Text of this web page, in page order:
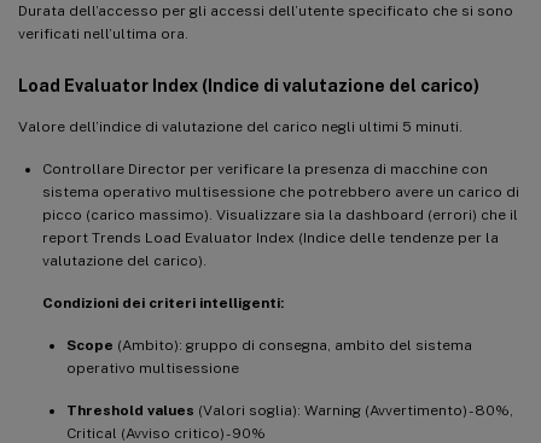
Durata dell’accesso per gli accessi dell’utente specificato che si sono
verificati nell’ultima ora.
Load Evaluator Index (Indice di valutazione del carico)
Valore dell’indice di valutazione del carico negli ultimi 5 minuti.
Controllare Director per verificare la presenza di macchine con
sistema operativo multisessione che potrebbero avere un carico di
picco (carico massimo). Visualizzare sia la dashboard (errori) che il
report Trends Load Evaluator Index (Indice delle tendenze per la
valutazione del carico).
Condizioni dei criteri intelligenti:
Scope (Ambito): gruppo di consegna, ambito del sistema
operativo multisessione
Threshold values (Valori soglia): Warning (Avvertimento) - 80%,
Critical (Avviso critico) - 90%